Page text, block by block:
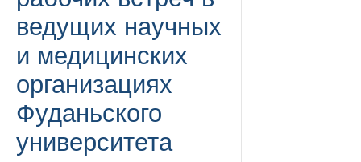
ведущих научных
и медицинских
организациях
Фуданьского
университета